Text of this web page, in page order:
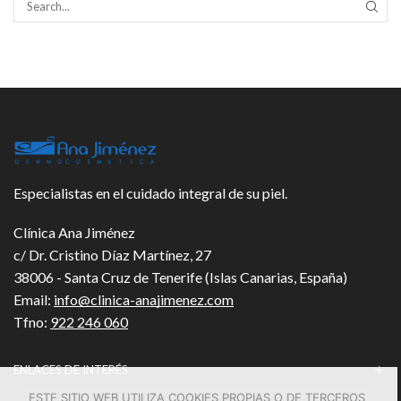
Especialistas en el cuidado integral de su piel.
Clínica Ana Jiménez
c/ Dr. Cristino Díaz Martínez, 27
38006 - Santa Cruz de Tenerife (Islas Canarias, España)
Email: info@clinica-anajimenez.com
Tfno: 922 246 060
ENLACES DE INTERÉS
ESTE SITIO WEB UTILIZA COOKIES PROPIAS O DE TERCEROS